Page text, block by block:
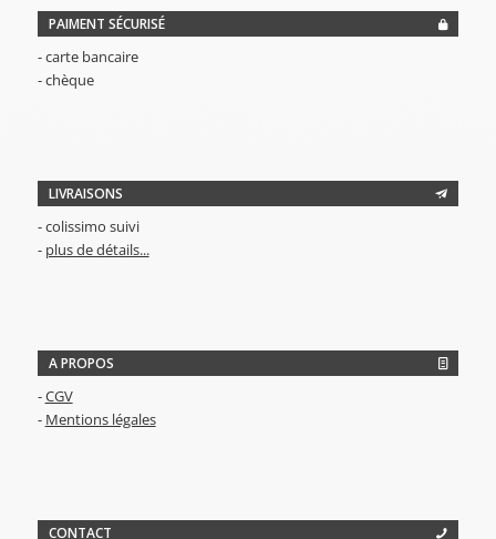
PAIMENT SÉCURISÉ
- carte bancaire
- chèque
LIVRAISONS
- colissimo suivi
- plus de détails...
A PROPOS
-CGV
- Mentions légales
CONTACT